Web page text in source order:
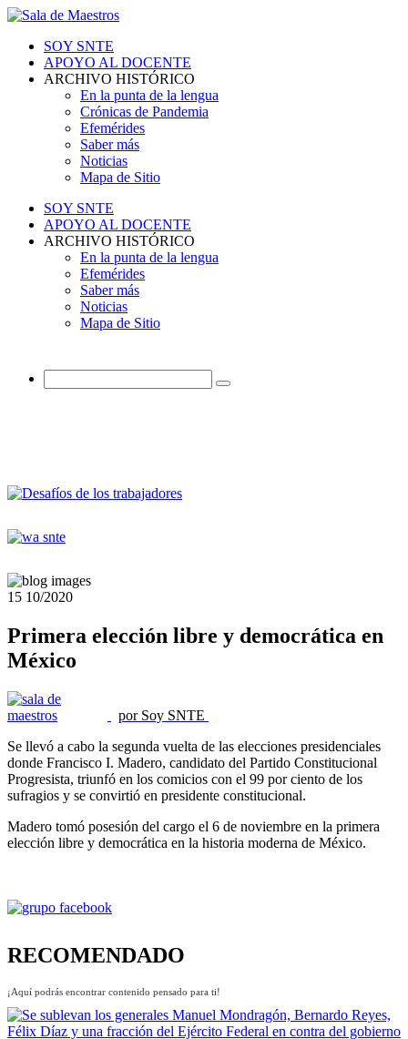
SOY SNTE
APOYO AL DOCENTE
ARCHIVO HISTÓRICO
En la punta de la lengua
Crónicas de Pandemia
Efemérides
Saber más
Noticias
Mapa de Sitio
SOY SNTE
APOYO AL DOCENTE
ARCHIVO HISTÓRICO
En la punta de la lengua
Efemérides
Saber más
Noticias
Mapa de Sitio
15 10/2020
Primera elección libre y democrática en
México
por Soy SNTE
Se llevó a cabo la segunda vuelta de las elecciones presidenciales
donde Francisco I. Madero, candidato del Partido Constitucional
Progresista, triunfó en los comicios con el 99 por ciento de los
sufragios y se convirtió en presidente constitucional.
Madero tomó posesión del cargo el 6 de noviembre en la primera
elección libre y democrática en la historia moderna de México.
RECOMENDADO
¡Aquí podrás encontrar contenido pensado para ti!